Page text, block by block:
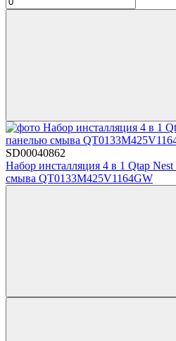
SD00040862
Набор инсталляция 4 в 1 Qtap
смыва QT0133M425V1164GW